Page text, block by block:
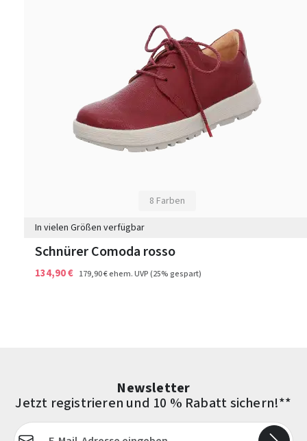
8 Farben
In vielen Größen verfügbar
Schnürer Comoda rosso
134,90 € 179,90 €ehem. UVP(25% gespart)
Newsletter
Jetzt registrieren und 10 % Rabatt sichern!**
E-Mail-Adresse*